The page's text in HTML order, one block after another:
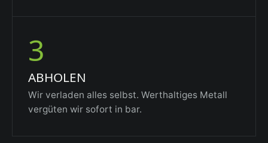
3
ABHOLEN
Wir verladen alles selbst. Werthaltiges Metall
vergüten wir sofort in bar.